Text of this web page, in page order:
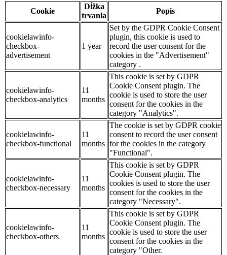
Cookie
Dĺžka
trvania
Popis
cookielawinfo-
checkbox-
advertisement
1 year
Set by the GDPR Cookie Consent
plugin, this cookie is used to
record the user consent for the
cookies in the "Advertisement"
category .
cookielawinfo-
checkbox-analytics
11
months
This cookie is set by GDPR
Cookie Consent plugin. The
cookie is used to store the user
consent for the cookies in the
category "Analytics".
cookielawinfo-
checkbox-functional
11
months
The cookie is set by GDPR cookie
consent to record the user consent
for the cookies in the category
"Functional".
cookielawinfo-
checkbox-necessary
11
months
This cookie is set by GDPR
Cookie Consent plugin. The
cookies is used to store the user
consent for the cookies in the
category "Necessary".
cookielawinfo-
checkbox-others
11
months
This cookie is set by GDPR
Cookie Consent plugin. The
cookie is used to store the user
consent for the cookies in the
category "Other.